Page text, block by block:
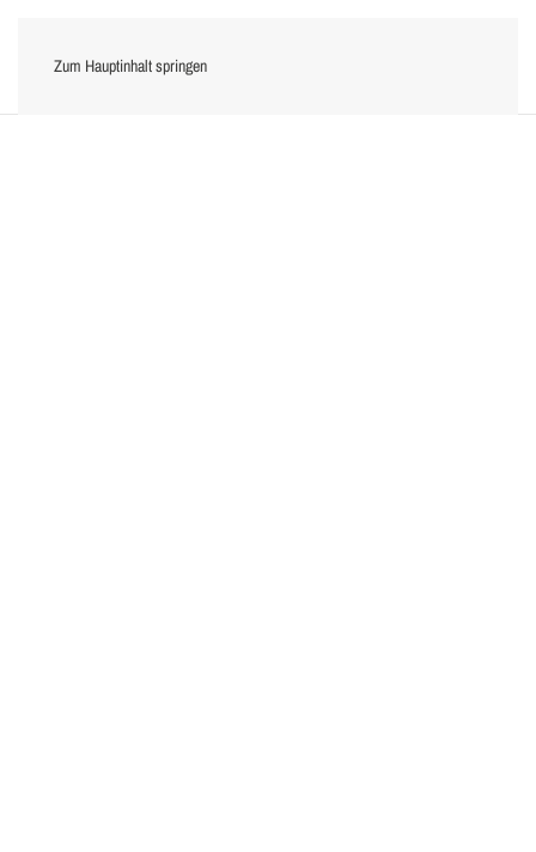
Zum Hauptinhalt springen